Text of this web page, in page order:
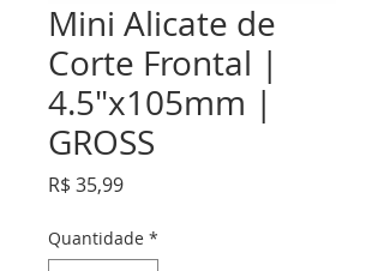
Mini Alicate de
Corte Frontal |
4.5"x105mm |
GROSS
R$ 35,99Preço
Quantidade *